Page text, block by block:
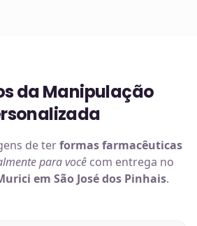
da Manipulação
de terformas farmacêuticas
para você com entrega no
em São José dos Pinhais.